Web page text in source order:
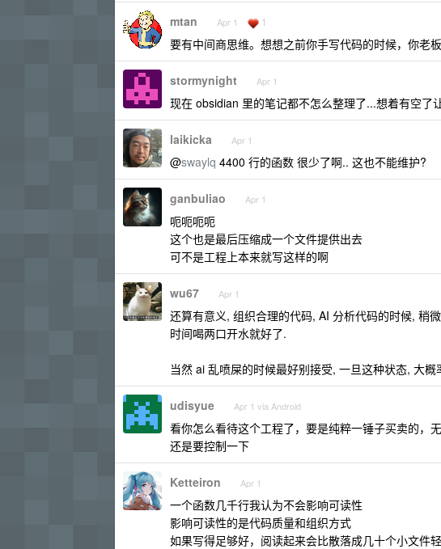
mtan Apr 1 1
要有中间商思维。想想之前你手写代码的时候，你老
stormynight Apr 1
现在 obsidian 里的笔记都不怎么整理了...想着有空了
laikicka Apr 1
@swaylq 4400 行的函数 很少了啊.. 这也不能维护?
ganbuliao Apr 1
呃呃呃呃
这个也是最后压缩成一个文件提供出去
可不是工程上本来就写这样的啊
wu67 Apr 1
还算有意义, 组织合理的代码, AI 分析代码的时候, 稍
时间喝两口开水就好了.
当然 ai 乱喷屎的时候最好别接受, 一旦这种状态, 大
udisyue Apr 1 via Android
看你怎么看待这个工程了，要是纯粹一锤子买卖的，
还是要控制一下
Ketteiron Apr 1
一个函数几千行我认为不会影响可读性
影响可读性的是代码质量和组织方式
如果写得足够好，阅读起来会比散落成几十个小文件